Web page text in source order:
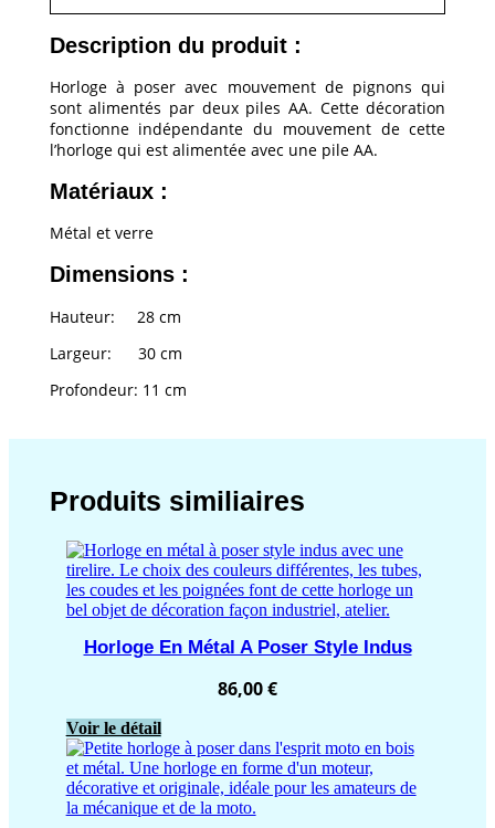
Description du produit :
Horloge à poser avec mouvement de pignons qui
sont alimentés par deux piles AA. Cette décoration
fonctionne indépendante du mouvement de cette
l’horloge qui est alimentée avec une pile AA.
Matériaux :
Métal et verre
Dimensions :
Hauteur: 28 cm
Largeur: 30 cm
Profondeur: 11 cm
Produits similiaires
Horloge En Métal A Poser Style Indus
86,00€
Voir le détail